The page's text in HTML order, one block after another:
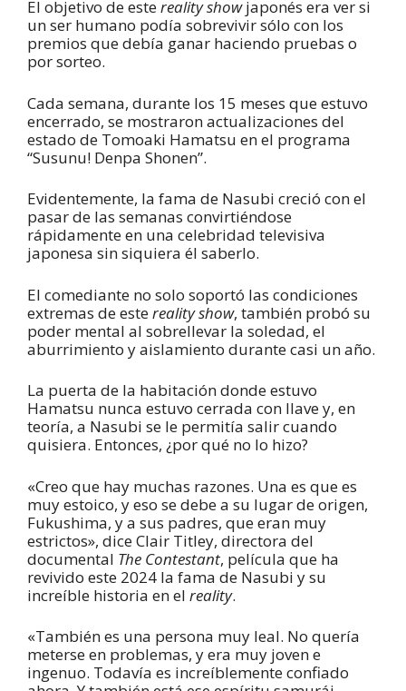
El objetivo de estereality showjaponés era ver si
un ser humano podía sobrevivir sólo con los
premios que debía ganar haciendo pruebas o
por sorteo.
Cada semana, durante los 15 meses que estuvo
encerrado, se mostraron actualizaciones del
estado de Tomoaki Hamatsu en el programa
“Susunu! Denpa Shonen”.
Evidentemente, la fama de Nasubi creció con el
pasar de las semanas convirtiéndose
rápidamente en una celebridad televisiva
japonesa sin siquiera él saberlo.
El comediante no solo soportó las condiciones
extremas de estereality show, también probó su
poder mental al sobrellevar la soledad, el
aburrimiento y aislamiento durante casi un año.
La puerta de la habitación donde estuvo
Hamatsu nunca estuvo cerrada con llave y, en
teoría, a Nasubi se le permitía salir cuando
quisiera. Entonces, ¿por qué no lo hizo?
«Creo que hay muchas razones. Una es que es
muy estoico, y eso se debe a su lugar de origen,
Fukushima, y a sus padres, que eran muy
estrictos», dice Clair Titley, directora del
documental The Contestant, película que ha
revivido este 2024 la fama de Nasubi y su
increíble historia en el reality.
«También es una persona muy leal. No quería
meterse en problemas, y era muy joven e
ingenuo. Todavía es increíblemente confiado